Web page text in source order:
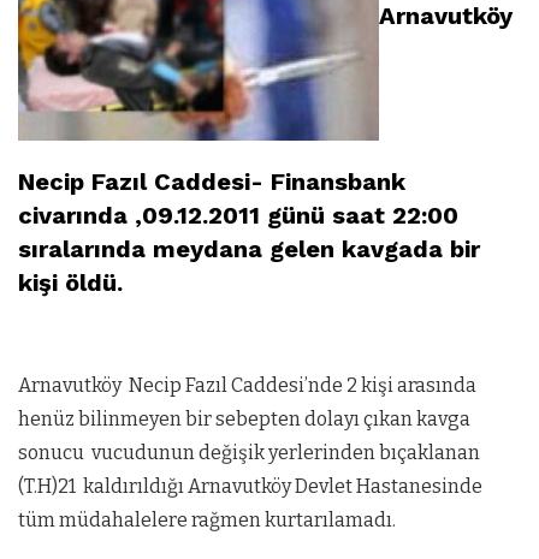
Arnavutköy
Necip Fazıl Caddesi- Finansbank
civarında ,09.12.2011 günü saat 22:00
sıralarında meydana gelen kavgada bir
kişi öldü.
Arnavutköy Necip Fazıl Caddesi’nde 2 kişi arasında
henüz bilinmeyen bir sebepten dolayı çıkan kavga
sonucu vucudunun değişik yerlerinden bıçaklanan
(T.H)21 kaldırıldığı Arnavutköy Devlet Hastanesinde
tüm müdahalelere rağmen kurtarılamadı.